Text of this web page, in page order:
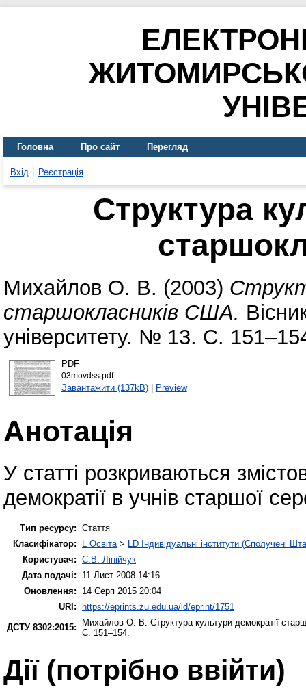
Головна Про сайт Перегляд
Вхід Реєстрація
Структура
Михайлов О. В. (2003)
старшокласників США.
університету. № 13. С.
PDF
03movdss.pdf
Завантажити (137kB)| Preview
Анотація
У статті розкриваються
демократії в учнів старшої
Тип ресурсу: Стаття
Класифікатор:
L Освіта > LD Індивідуальні інститути (Сполучені
Користувач: С.В. Лінійчук
Дата подачі:
11 Лист 2008 14:16
Оновлення:
14 Серп 2015 20:04
URI: https://eprints.zu.edu.ua/id/eprint/1751
ДСТУ 8302:2015:
Михайлов О. В. Структура культури демократії
С. 151–154.
Дії ​​(потрібно ввійти)